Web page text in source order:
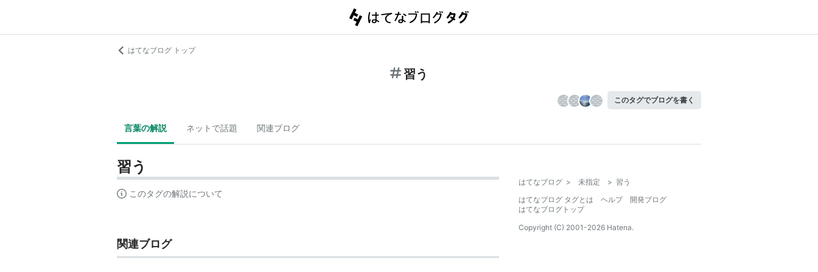
はてなブログ トップ
習う
このタグでブログを書く
言葉の解説 ネットで話題 関連ブログ
習う
このタグの解説について
関連ブログ
はてなブログ > 未指定 > 習う
はてなブログ タグとは
ヘルプ
開発ブログ
はてなブログトップ
Copyright (C) 2001-2026 Hatena.